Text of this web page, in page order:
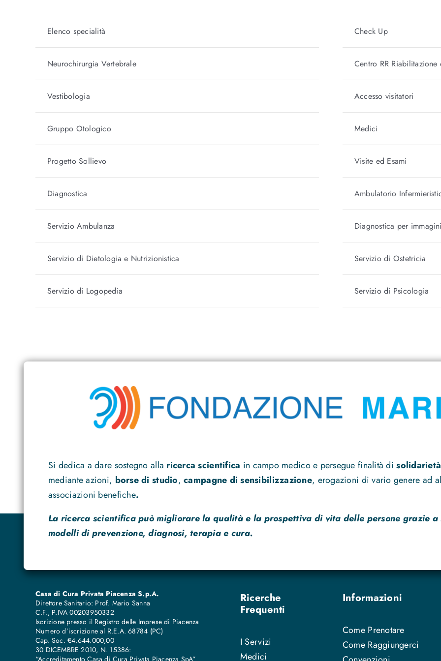
Elenco specialità
Neurochirurgia Vertebrale
Vestibologia
Gruppo Otologico
Progetto Sollievo
Diagnostica
Servizio Ambulanza
Servizio di Dietologia e Nutrizionistica
Servizio di Logopedia
Check Up
Centro RR Riabilitazione
Accesso visitatori
Medici
Visite ed Esami
Ambulatorio
Diagnostica per
Servizio di Ostetricia
Servizio di Psicologia
Si dedica a dare sostegno alla ricerca scientifica in campo medico e persegue finalità di
mediante azioni, borse di studio,campagne di sensibilizzazione, erogazioni di vario genere ad
associazioni benefiche.
La ricerca scientifica può migliorare la qualità e la prospettiva di vita delle persone grazie a
modelli di prevenzione, diagnosi, terapia e cura.
Casa di Cura Privata Piacenza S.p.A.
Direttore Sanitario: Prof. Mario Sanna
C.F., P.IVA 00203950332
Iscrizione presso il Registro delle Imprese di Piacenza
Numero d’iscrizione al R.E.A. 68784 (PC)
Cap. Soc. €4.644.000,00
30 DICEMBRE 2010, N. 15386:
Ricerche
Frequenti
I Servizi
Medici
Informazioni
Come Prenotare
Come Raggiungerci